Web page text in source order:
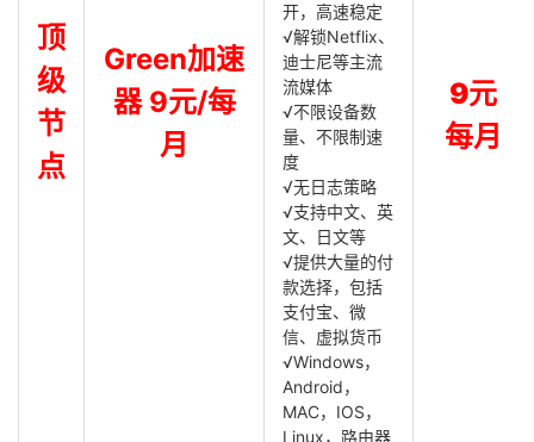
顶
级
节
点
Green加速
器 9元/每
月
开，高速稳定
√解锁Netflix、
迪士尼等主流
流媒体
√不限设备数
量、不限制速
度
√无日志策略
√支持中文、英
文、日文等
√提供大量的付
款选择，包括
支付宝、微
信、虚拟货币
√Windows，
Android，
MAC，IOS，
Linux，路由器
9元
每月